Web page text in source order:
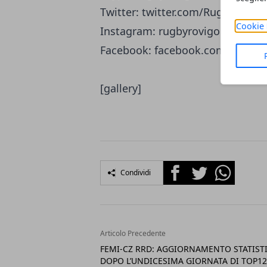
Cookie
Twitter: twitter.com/
Instagram: rugbyrovigodelta
Facebook: facebook.com/
[gallery]
Condividi FacebookTwitterWhatsapp
Articolo Precedente
FEMI-CZ RRD: AGGIORNAMENTO
DOPO L’UNDICESIMA GIORNATA DI TOP12